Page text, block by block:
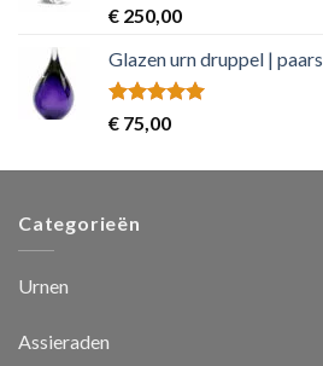
Rated5.00
out of 5
€ 250,00
Glazen urn druppel | paars
Rated5.00
out of 5
€ 75,00
Categorieën
Urnen
Assieraden